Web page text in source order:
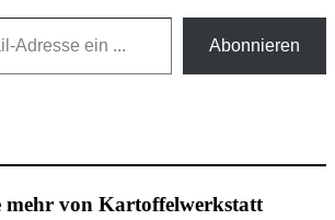
Abonnieren
mehr von Kartoffelwerkstatt